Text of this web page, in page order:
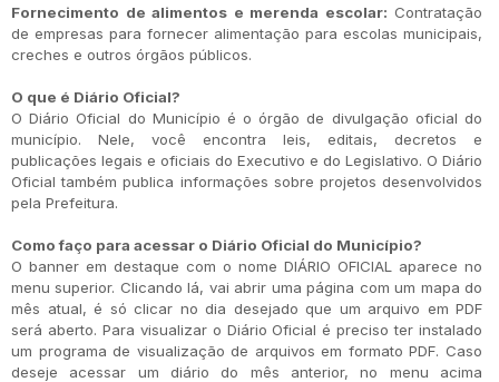
Fornecimento de alimentos e merenda escolar: Contratação
de empresas para fornecer alimentação para escolas municipais,
creches e outros órgãos públicos.
O que é Diário Oficial?
O Diário Oficial do Município é o órgão de divulgação oficial do
município. Nele, você encontra leis, editais, decretos e
publicações legais e oficiais do Executivo e do Legislativo. O Diário
Oficial também publica informações sobre projetos desenvolvidos
pela Prefeitura.
Como faço para acessar o Diário Oficial do Município?
O banner em destaque com o nome DIÁRIO OFICIAL aparece no
menu superior. Clicando lá, vai abrir uma página com um mapa do
mês atual, é só clicar no dia desejado que um arquivo em PDF
será aberto. Para visualizar o Diário Oficial é preciso ter instalado
um programa de visualização de arquivos em formato PDF. Caso
deseje acessar um diário do mês anterior, no menu acima